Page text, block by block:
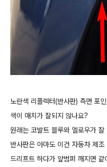
노란색 리플렉터(반사판) 측면 포
색이 매치가 잘되지 않나요?
원래는 코발트 블루와 엘로우가
반사판은 아마도 이건 자동차 제조
드리프트 하다가 앞범퍼 깨지면